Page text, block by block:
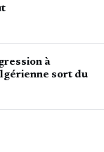
à
sort du